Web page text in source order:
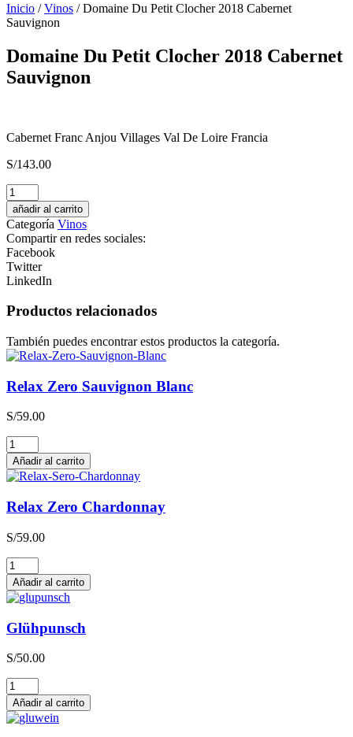
Inicio /Vinos / Domaine Du Petit Clocher 2018 Cabernet
Sauvignon
Domaine Du Petit Clocher 2018 Cabernet
Sauvignon
Cabernet Franc Anjou Villages Val De Loire Francia
S/143.00
Finca
Rotondo
2022
Malbec
Merlot
Cabernet
Sauvignon
cantidad
añadir al carrito
Categoría Vinos
Compartir en redes sociales:
Facebook
Twitter
LinkedIn
Productos relacionados
También puedes encontrar estos productos la categoría.
Relax Zero Sauvignon Blanc
S/59.00
Relax
Zero
Sauvignon
Blanc
cantidad
Añadir al carrito
Relax Zero Chardonnay
S/59.00
Relax
Zero
Chardonnay
cantidad
Añadir al carrito
Glühpunsch
S/50.00
Glühpunsch
cantidad
Añadir al carrito